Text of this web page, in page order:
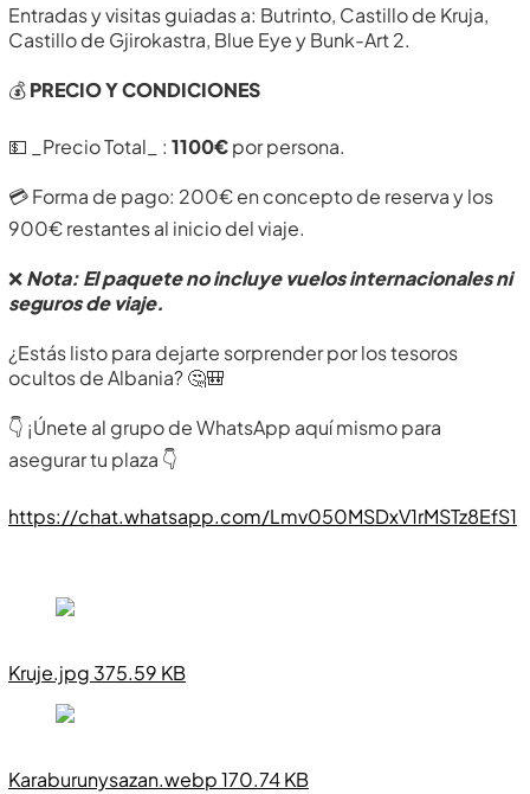
Entradas y visitas guiadas a: Butrinto, Castillo de Kruja,
Castillo de Gjirokastra, Blue Eye y Bunk-Art 2.
💰PRECIO Y CONDICIONES
💵 _Precio Total_ : 1100€por persona.
💳 Forma de pago: 200€ en concepto de reserva y los
900€ restantes al inicio del viaje.
❌Nota: El paquete no incluye vuelos internacionales ni
seguros de viaje.
¿Estás listo para dejarte sorprender por los tesoros
ocultos de Albania? 🤔🎒
👇 ¡Únete al grupo de WhatsApp aquí mismo para
asegurar tu plaza 👇
https://chat.whatsapp.com/Lmv050MSDxV1rMSTz8EfS1
Kruje.jpg 375.59 KB
Karaburunysazan.webp 170.74 KB